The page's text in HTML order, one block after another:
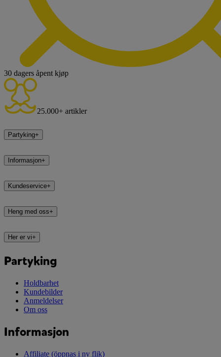
30 dagers åpent kjøp
25.000+ artikler
Partyking+
Informasjon+
Kundeservice+
Heng med oss+
Her er vi+
Partyking
Holdbarhet
Kundebilder
Anmeldelser
Om oss
Informasjon
Affiliate (öppnas i ny flik)